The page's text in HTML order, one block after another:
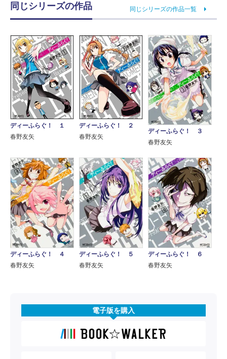
同じシリーズの作品 同じシリーズの作品一覧
ディーふらぐ！ １
春野友矢
ディーふらぐ！ ２
春野友矢
ディーふらぐ！ ３
春野友矢
ディーふらぐ！ ４
春野友矢
ディーふらぐ！ ５
春野友矢
ディーふらぐ！ ６
春野友矢
電子版を購入